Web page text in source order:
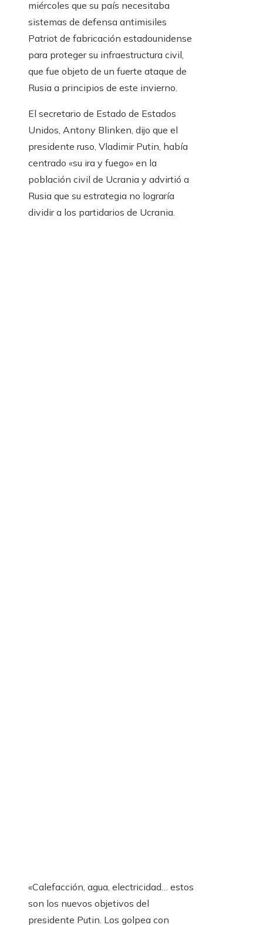
miércoles que su país necesitaba
sistemas de defensa antimisiles
Patriot de fabricación estadounidense
para proteger su infraestructura civil,
que fue objeto de un fuerte ataque de
Rusia a principios de este invierno.
El secretario de Estado de Estados
Unidos, Antony Blinken, dijo que el
presidente ruso, Vladimir Putin, había
centrado «su ira y fuego» en la
población civil de Ucrania y advirtió a
Rusia que su estrategia no lograría
dividir a los partidarios de Ucrania.
«Calefacción, agua, electricidad… estos
son los nuevos objetivos del
presidente Putin. Los golpea con